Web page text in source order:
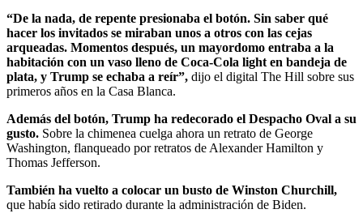
“De la nada, de repente presionaba el botón. Sin saber qué
hacer los invitados se miraban unos a otros con las cejas
arqueadas. Momentos después, un mayordomo entraba a la
habitación con un vaso lleno de Coca-Cola light en bandeja de
plata, y Trump se echaba a reír”, dijo el digital The Hill sobre sus
primeros años en la Casa Blanca.
Además del botón, Trump ha redecorado el Despacho Oval a su
gusto. Sobre la chimenea cuelga ahora un retrato de George
Washington, flanqueado por retratos de Alexander Hamilton y
Thomas Jefferson.
También ha vuelto a colocar un busto de Winston Churchill,
que había sido retirado durante la administración de Biden.